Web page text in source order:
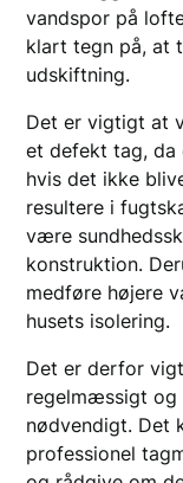
vandspor på
klart tegn på, at
udskiftning.
Det er vigtigt at
et defekt tag, da
hvis det ikke
resultere i
være
konstruktion.
medføre højere
husets isolering.
Det er derfor
regelmæssigt og
nødvendigt. Det
professionel